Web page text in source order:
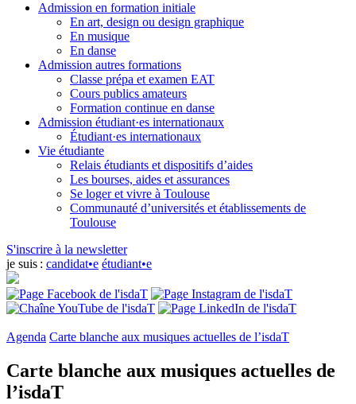
Admission en formation initiale
En art, design ou design graphique
En musique
En danse
Admission autres formations
Classe prépa et examen EAT
Cours publics amateurs
Formation continue en danse
Admission étudiant·es internationaux
Étudiant·es internationaux
Vie étudiante
Relais étudiants et dispositifs d’aides
Les bourses, aides et assurances
Se loger et vivre à Toulouse
Communauté d’universités et établissements de
Toulouse
S'inscrire à la newsletter
je suis : candidat•e étudiant•e
Agenda Carte blanche aux musiques actuelles de l’isdaT
Carte blanche aux musiques actuelles de
l’isdaT